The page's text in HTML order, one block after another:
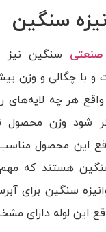
سنگین
صنعتی سنگین نیز
با چگالی و وزن
هر چه لایه‌های
شود وزن محصول
این محصول مناسب
هستند که مهم
سنگین برای
این لوله دارای